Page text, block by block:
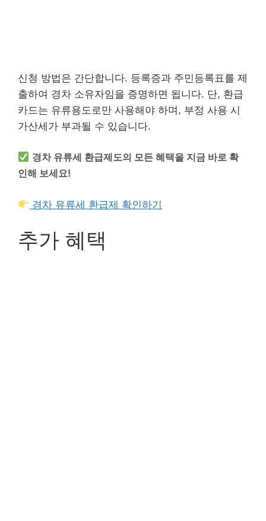
신청 방법은 간단합니다. 등록증과 주민등록표를 제
출하여 경차 소유자임을 증명하면 됩니다. 단, 환급
카드는 유류용도로만 사용해야 하며, 부정 사용 시
가산세가 부과될 수 있습니다.
경차 유류세 환급제도의 모든 혜택을 지금 바로 확
인해 보세요!
경차 유류세 환급제 확인하기
추가 혜택